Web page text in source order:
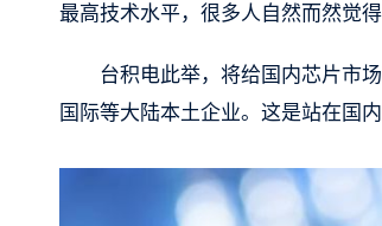
最高技术水平，很多人自然而然觉
台积电此举，将给国内芯片市
国际等大陆本土企业。这是站在国